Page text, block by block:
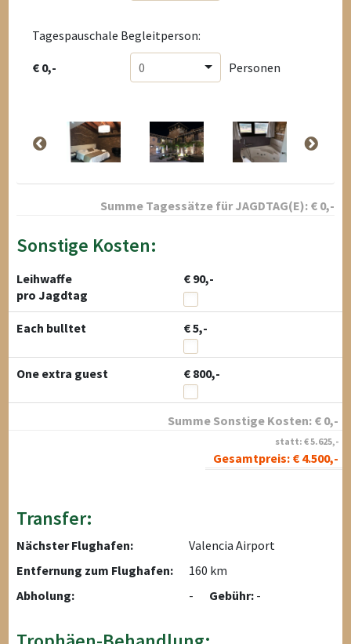
Tagespauschale Begleitperson:
€ 0,- 0 Personen
Summe Tagessätze fürJAGDTAG(E): € 0,-
Sonstige Kosten:
Leihwaffe
€ 90,-
pro Jagdtag
Each bulltet € 5,-
One extra guest € 800,-
Summe Sonstige Kosten: € 0,-
statt: €5.625,-
Gesamtpreis: € 4.500,-
Transfer:
Nächster Flughafen:
Valencia Airport
Entfernung zum Flughafen:
160 km
Abholung:
- Gebühr: -